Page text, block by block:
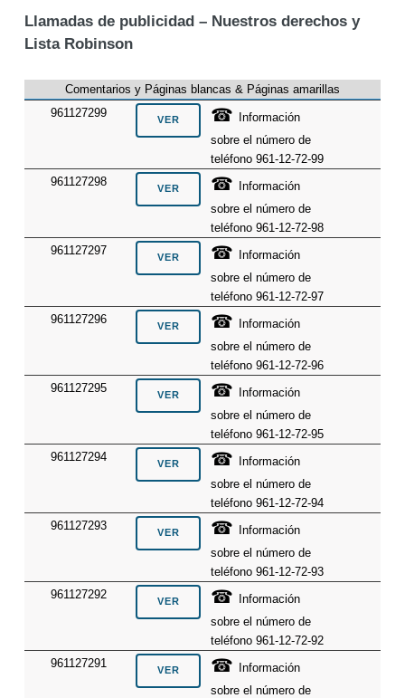
Llamadas de publicidad – Nuestros derechos y
Lista Robinson
Comentarios y Páginas blancas & Páginas amarillas
961127299
☎
Información
sobre el número de
teléfono 961-12-72-99
961127298
☎
Información
sobre el número de
teléfono 961-12-72-98
961127297
☎
Información
sobre el número de
teléfono 961-12-72-97
961127296
☎
Información
sobre el número de
teléfono 961-12-72-96
961127295
☎
Información
sobre el número de
teléfono 961-12-72-95
961127294
☎
Información
sobre el número de
teléfono 961-12-72-94
961127293
☎
Información
sobre el número de
teléfono 961-12-72-93
961127292
☎
Información
sobre el número de
teléfono 961-12-72-92
961127291
☎
Información
sobre el número de